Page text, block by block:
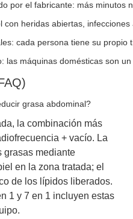
por el fabricante: más
con heridas abiertas,
cada persona tiene su propio
las máquinas domésticas son
grasa abdominal?
la combinación más
+ vacío. La
grasas mediante
en la zona tratada; el
de los lípidos liberados.
1 y 7 en 1 incluyen estas